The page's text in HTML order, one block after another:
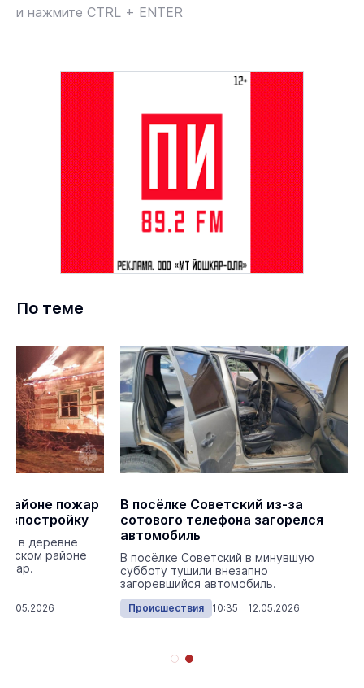
и нажмите CTRL + ENTER
По теме
пожар
в деревне
районе
В посёлке Советский из-за
сотового телефона загорелся
автомобиль
В посёлке Советский в минувшую
субботу тушили внезапно
загоревшийся автомобиль.
Происшествия 10:35 12.05.2026